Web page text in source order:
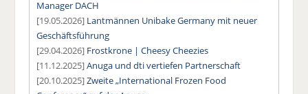
Manager DACH
[19.05.2026] Lantmännen Unibake Germany mit neuer
Geschäftsführung
[29.04.2026] Frostkrone | Cheesy Cheezies
[11.12.2025]Anuga und dti vertiefen Partnerschaft
[20.10.2025]Zweite „International Frozen Food